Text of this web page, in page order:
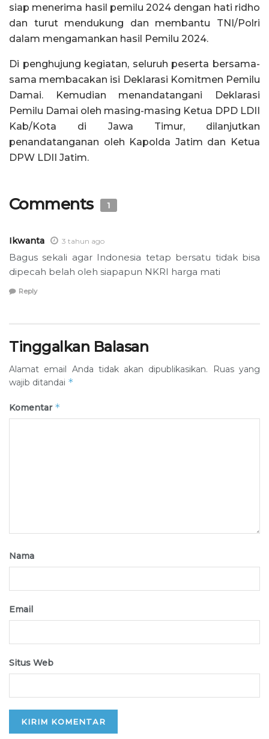
siap menerima hasil pemilu 2024 dengan hati ridho
dan turut mendukung dan membantu TNI/Polri
dalam mengamankan hasil Pemilu 2024.
Di penghujung kegiatan, seluruh peserta bersama-
sama membacakan isi Deklarasi Komitmen Pemilu
Damai. Kemudian menandatangani Deklarasi
Pemilu Damai oleh masing-masing Ketua DPD LDII
Kab/Kota di Jawa Timur, dilanjutkan
penandatanganan oleh Kapolda Jatim dan Ketua
DPW LDII Jatim.
Comments 1
Ikwanta 3 tahun ago
Bagus sekali agar Indonesia tetap bersatu tidak bisa
dipecah belah oleh siapapun NKRI harga mati
Reply
Tinggalkan Balasan
Alamat email Anda tidak akan dipublikasikan.
Ruas yang
wajib ditandai *
Komentar *
Nama
Email
Situs Web